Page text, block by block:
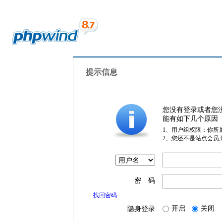
提示信息
您没有登录或者您
能有如下几个原因
1、用户组权限：你所
2、您还不是站点会员
密 码
找回密码
隐身登录 开启 关闭